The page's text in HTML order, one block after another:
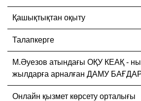
Қашықтықтан оқыту
Талапкерге
М.Әуезов атындағы ОҚУ КЕАҚ -
жылдарға арналған ДАМУ
Онлайн қызмет көрсету орталығы